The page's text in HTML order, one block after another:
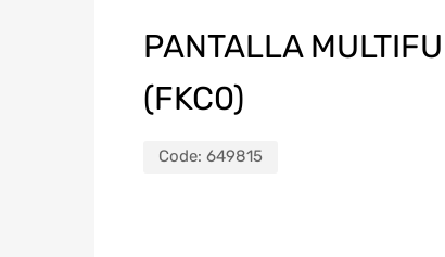
PANTALLA
(FKC0)
Code: 649815